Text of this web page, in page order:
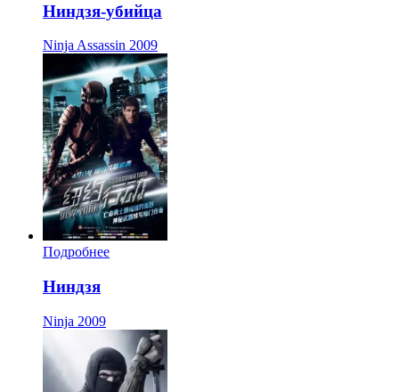
Ниндзя-убийца
Ninja Assassin 2009
Подробнее
Ниндзя
Ninja 2009